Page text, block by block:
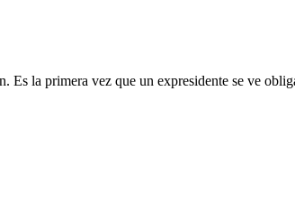
la primera vez que un expresidente se ve